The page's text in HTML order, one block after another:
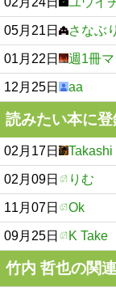
05月21日 さなぶり
01月22日 週1冊マ
12月25日 aa
読みたい本に
02月17日 Takashi
02月09日 りむ
11月07日 Ok
09月25日 K Take
竹内 哲也の関